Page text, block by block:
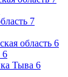
7
область 6
6
Тыва 6